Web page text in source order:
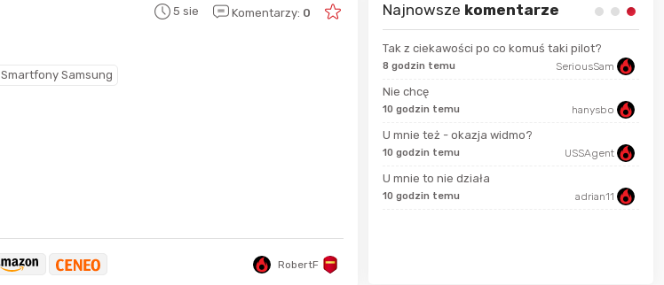
5 sie Komentarzy: 0
Smartfony Samsung
RobertF
Najnowsze komentarze
parsley81
Tak z ciekawości po co komuś taki pilot?
8 godzin temu SeriousSam
Nie chcę
10 godzin temu hanysbo
U mnie też - okazja widmo?
10 godzin temu USSAgent
U mnie to nie działa
10 godzin temu adrian11